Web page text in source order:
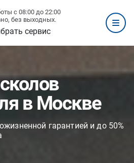
с 08:00 до 22:00
без выходных.
сервис
в Москве
гарантией и до 50%